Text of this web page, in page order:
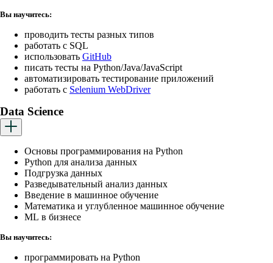
Вы научитесь:
проводить тесты разных типов
работать с SQL
использовать GitHub
писать тесты на Python/Java/JavaScript
автоматизировать тестирование приложений
работать с Selenium WebDriver
Data Science
Основы программирования на Python
Python для анализа данных
Подгрузка данных
Разведывательный анализ данных
Введение в машинное обучение
Математика и углубленное машинное обучение
ML в бизнесе
Вы научитесь:
программировать на Python